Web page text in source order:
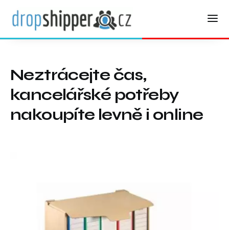
Neztrácejte čas,
kancelářské potřeby
nakoupíte levně i online